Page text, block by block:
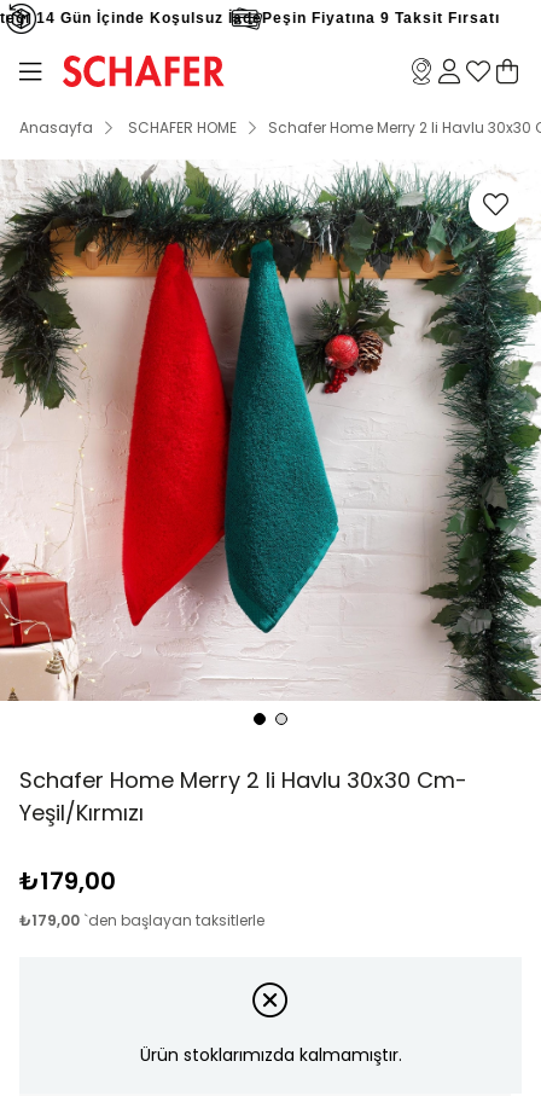
14 Gün İçinde Koşulsuz İadePeşin Fiyatına 9 Taksit Fırsatı
Anasayfa SCHAFER HOME Schafer Home Merry 2 li Havlu 30x30
Schafer Home Merry 2 li Havlu 30x30 Cm-
Yeşil/Kırmızı
₺179,00
₺179,00 `den başlayan taksitlerle
Ürün stoklarımızda kalmamıştır.